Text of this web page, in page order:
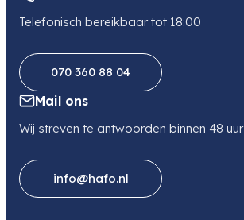
Telefonisch bereikbaar tot 18:00
070 360 88 04
Mail ons
Wij streven te antwoorden binnen 48 uur
info@hafo.nl